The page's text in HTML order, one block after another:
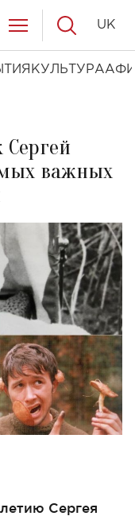
КУЛЬТУРА
UK
важных
Сергея